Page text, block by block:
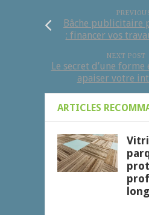
Bâche publicitaire
: financer vos
NEXT POST
Le secret d’une
apaiser votre
ARTICLES